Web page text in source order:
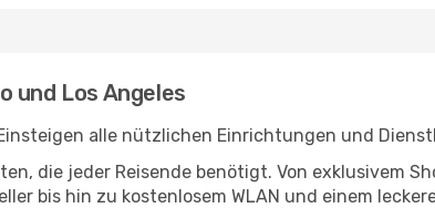
und Los Angeles
alle nützlichen Einrichtungen und
die jeder Reisende benötigt. Von exklusivem
bis hin zu kostenlosem WLAN und einem